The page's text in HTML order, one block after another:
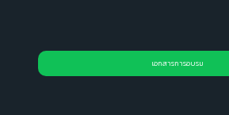
เอกสารการอบรม